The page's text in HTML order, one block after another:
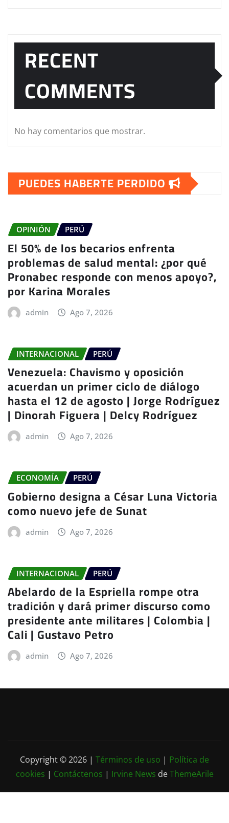
RECENT
COMMENTS
No hay comentarios que mostrar.
PUEDES HABERTE PERDIDO
OPINIÓN PERÚ
El 50% de los becarios enfrenta
problemas de salud mental: ¿por qué
Pronabec responde con menos apoyo?,
por Karina Morales
admin Ago 7, 2026
INTERNACIONAL PERÚ
Venezuela: Chavismo y oposición
acuerdan un primer ciclo de diálogo
hasta el 12 de agosto | Jorge Rodríguez
| Dinorah Figuera | Delcy Rodríguez
admin Ago 7, 2026
ECONOMÍA PERÚ
Gobierno designa a César Luna Victoria
como nuevo jefe de Sunat
admin Ago 7, 2026
INTERNACIONAL PERÚ
Abelardo de la Espriella rompe otra
tradición y dará primer discurso como
presidente ante militares | Colombia |
Cali | Gustavo Petro
admin Ago 7, 2026
Copyright © 2026 | Términos de uso | Política de
cookies | Contáctenos | Irvine News deThemeArile